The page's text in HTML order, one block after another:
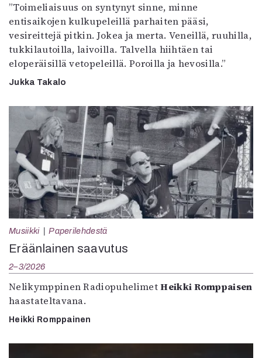
”Toimeliaisuus on syntynyt sinne, minne
entisaikojen kulkupeleillä parhaiten pääsi,
vesireittejä pitkin. Jokea ja merta. Veneillä, ruuhilla,
tukkilautoilla, laivoilla. Talvella hiihtäen tai
eloperäisillä vetopeleillä. Poroilla ja hevosilla.”
Jukka Takalo
Musiikki Paperilehdestä
Eräänlainen saavutus
2–3/2026
Nelikymppinen RadiopuhelimetHeikki Romppaisen
haastateltavana.
Heikki Romppainen